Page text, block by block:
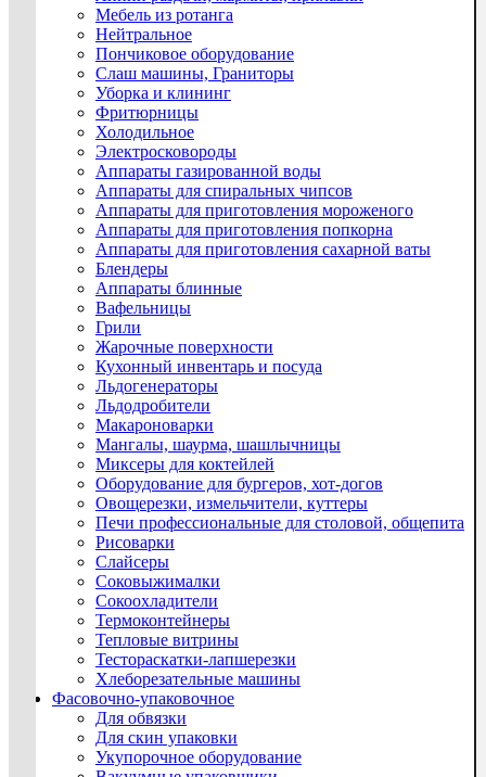
Мебель из ротанга
Нейтральное
Пончиковое оборудование
Слаш машины, Граниторы
Уборка и клининг
Фритюрницы
Холодильное
Электросковороды
Аппараты газированной воды
Аппараты для спиральных чипсов
Аппараты для приготовления мороженого
Аппараты для приготовления попкорна
Аппараты для приготовления сахарной ваты
Блендеры
Аппараты блинные
Вафельницы
Грили
Жарочные поверхности
Кухонный инвентарь и посуда
Льдогенераторы
Льдодробители
Макароноварки
Мангалы, шаурма, шашлычницы
Миксеры для коктейлей
Оборудование для бургеров, хот-догов
Овощерезки, измельчители, куттеры
Печи профессиональные для столовой, общепита
Рисоварки
Слайсеры
Соковыжималки
Сокоохладители
Термоконтейнеры
Тепловые витрины
Тестораскатки-лапшерезки
Хлеборезательные машины
Фасовочно-упаковочное
Для обвязки
Для скин упаковки
Укупорочное оборудование